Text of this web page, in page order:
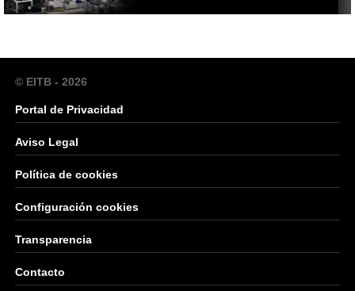
© EITB - 2026
Portal de Privacidad
Aviso Legal
Política de cookies
Configuración cookies
Transparencia
Contacto